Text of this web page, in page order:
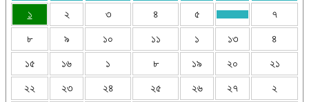
১
২ ৩ ৪ ৫ ৭
৮ ৯ ১০ ১১ ১ ১৩ ৪
১৫ ১৬ ১ ৮ ১৯ ২০ ২১
২২ ২৩ ২৪ ২৫ ২৬ ২৭ ২